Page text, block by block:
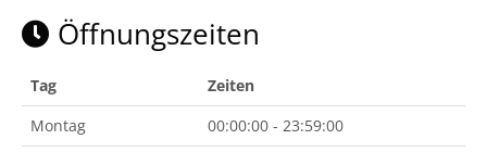
Öffnungszeiten
Tag
Zeiten
Montag
00:00:00 - 23:59:00